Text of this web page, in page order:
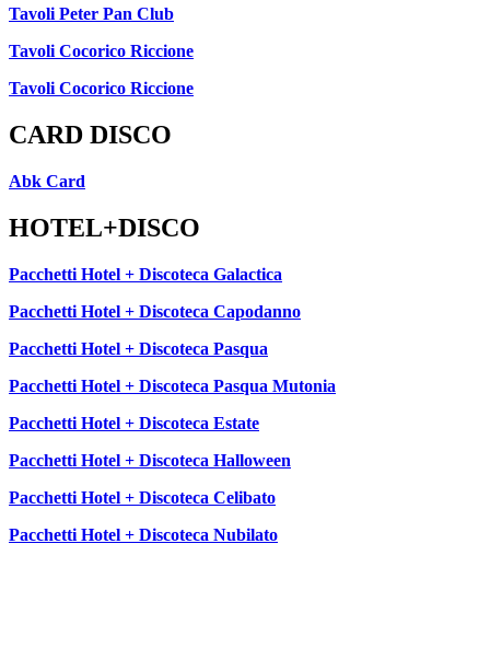
Tavoli Peter Pan Club
Tavoli Cocorico Riccione
Tavoli Cocorico Riccione
CARD DISCO
Abk Card
HOTEL+DISCO
Pacchetti Hotel + Discoteca Galactica
Pacchetti Hotel + Discoteca Capodanno
Pacchetti Hotel + Discoteca Pasqua
Pacchetti Hotel + Discoteca Pasqua Mutonia
Pacchetti Hotel + Discoteca Estate
Pacchetti Hotel + Discoteca Halloween
Pacchetti Hotel + Discoteca Celibato
Pacchetti Hotel + Discoteca Nubilato